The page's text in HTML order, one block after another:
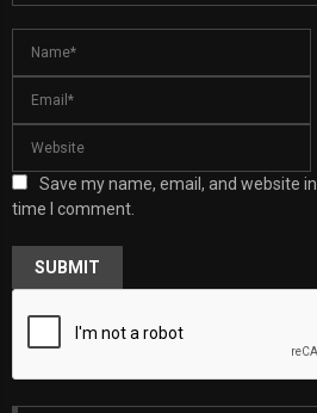
Save my name, email, and website
time I comment.